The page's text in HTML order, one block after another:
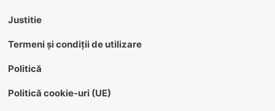
Justitie
Termeni și condiții de utilizare
Politică
Politică cookie-uri (UE)